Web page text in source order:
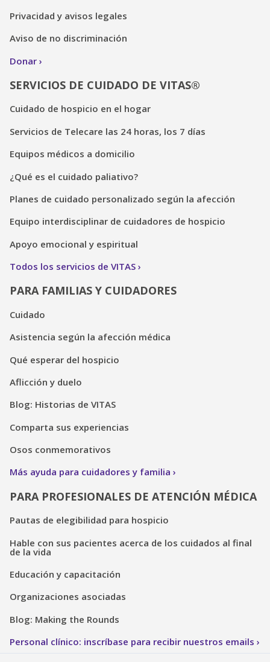
Privacidad y avisos legales
Aviso de no discriminación
Donar
SERVICIOS DE CUIDADO DE VITAS®
Cuidado de hospicio en el hogar
Servicios de Telecare las 24 horas, los 7 días
Equipos médicos a domicilio
¿Qué es el cuidado paliativo?
Planes de cuidado personalizado según la afección
Equipo interdisciplinar de cuidadores de hospicio
Apoyo emocional y espiritual
Todos los servicios de VITAS
PARA FAMILIAS Y CUIDADORES
Cuidado
Asistencia según la afección médica
Qué esperar del hospicio
Aflicción y duelo
Blog: Historias de VITAS
Comparta sus experiencias
Osos conmemorativos
Más ayuda para cuidadores y familia
PARA PROFESIONALES DE ATENCIÓN MÉDICA
Pautas de elegibilidad para hospicio
Hable con sus pacientes acerca de los cuidados al final
de la vida
Educación y capacitación
Organizaciones asociadas
Blog: Making the Rounds
Personal clínico: inscríbase para recibir nuestros emails